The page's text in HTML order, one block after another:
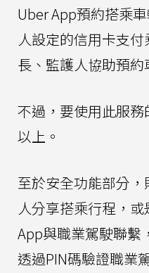
Uber App預約搭乘
人設定的信用卡支
長、監護人協助預約
不過，要使用此服
以上。
至於安全功能部分
人分享搭乘行程，
App與職業駕駛聯繫
透過PIN碼驗證職業